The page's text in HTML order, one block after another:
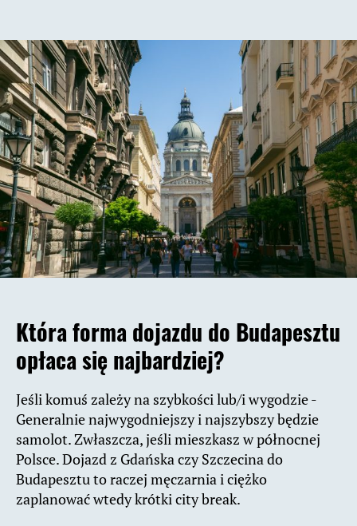
Która forma dojazdu do Budapesztu
opłaca się najbardziej?
Jeśli komuś zależy na szybkości lub/i wygodzie -
Generalnie najwygodniejszy i najszybszy będzie
samolot. Zwłaszcza, jeśli mieszkasz w północnej
Polsce. Dojazd z Gdańska czy Szczecina do
Budapesztu to raczej męczarnia i ciężko
zaplanować wtedy krótki city break.